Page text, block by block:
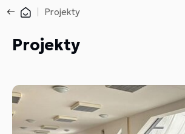
Projekty
Projekty